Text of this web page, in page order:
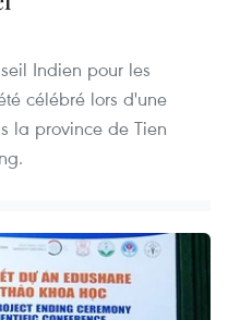
Indien pour les
célébré lors d'une
la province de Tien